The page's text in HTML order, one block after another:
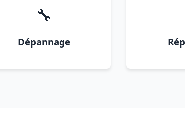
🔧
Dépannage